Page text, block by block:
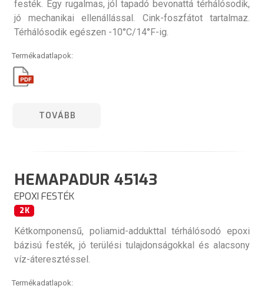
festék. Egy rugalmas, jól tapadó bevonattá térhálósodik,
jó mechanikai ellenállással. Cink-foszfátot tartalmaz.
Térhálósodik egészen -10°C/14°F-ig.
Termékadatlapok:
TOVÁBB
HEMAPADUR 45143
EPOXI FESTÉK
2K
Kétkomponensű, poliamid-addukttal térhálósodó epoxi
bázisú festék, jó terülési tulajdonságokkal és alacsony
víz-áteresztéssel.
Termékadatlapok: